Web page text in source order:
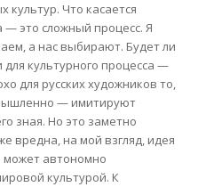
Что касается
— это сложный процесс. Я
а нас выбирают. Будет ли
культурного процесса —
для русских художников то,
— имитируют
зная. Но это заметно
вредна, на мой взгляд, идея
может автономно
культурой. К